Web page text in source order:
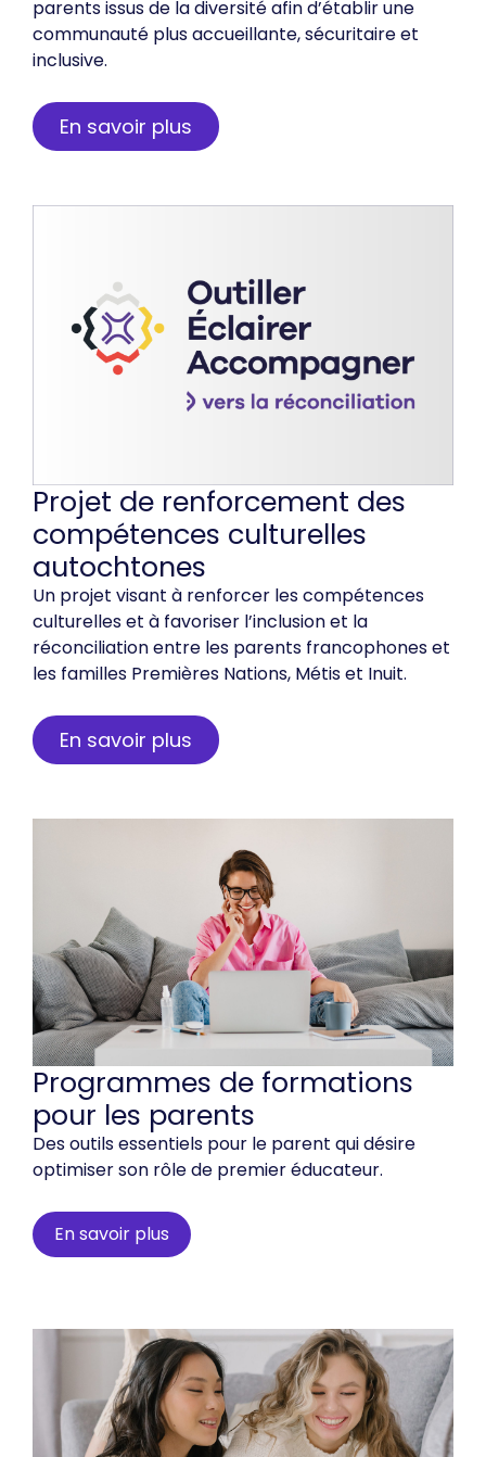
parents issus de la diversité afin d’établir une
communauté plus accueillante, sécuritaire et
inclusive.
En savoir plus
Projet de renforcement des
compétences culturelles
autochtones
Un projet visant à renforcer les compétences
culturelles et à favoriser l’inclusion et la
réconciliation entre les parents francophones et
les familles Premières Nations, Métis et Inuit.
En savoir plus
Programmes de formations
pour les parents
Des outils essentiels pour le parent qui désire
optimiser son rôle de premier éducateur.
En savoir plus